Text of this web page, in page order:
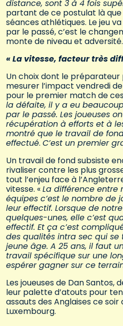
distance, sont 3 à 4 fois
partant de ce postulat là que
séances athlétiques. Le jeu
par le passé, c’est le
monte de niveau et adversité.
« La vitesse, facteur très
Un choix dont le préparateur
mesurer l’impact vendredi
pour le premier match de
la défaite, il y a eu
par le passé. Les joueuses
récupération à efforts et à
montré que le travail de
effectué. C’est un premier
Un travail de fond subsiste
rivaliser contre les plus
tout l’enjeu face à
vitesse. «La différence entre
équipes c’est le nombre de
leur effectif. Lorsque de
quelques-unes, elle c’est
effectif. Et ça c’est
des qualités intra sec qui
jeune âge. A 25 ans, il faut
travail spécifique sur une
espérer gagner sur ce
Les joueuses de Dan
leur palette d’atouts pour
assauts des Anglaises ce soir
Luxembourg.